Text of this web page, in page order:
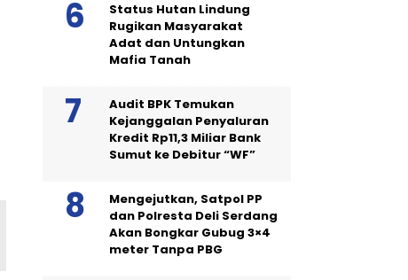
Status Hutan Lindung
Rugikan Masyarakat
Adat dan Untungkan
Mafia Tanah
Audit BPK Temukan
Kejanggalan Penyaluran
Kredit Rp11,3 Miliar Bank
Sumut ke Debitur “WF”
Mengejutkan, Satpol PP
dan Polresta Deli Serdang
Akan Bongkar Gubug 3×4
meter Tanpa PBG